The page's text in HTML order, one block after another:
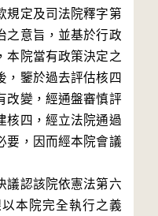
規定及司法院釋字第
之意旨，並基於行政
本院當有政策決定之
，鑒於過去評估核四
改變，經通盤審慎評
核四，經立法院通過
要，因而經本院會議
議認該院依憲法第六
本院完全執行之義